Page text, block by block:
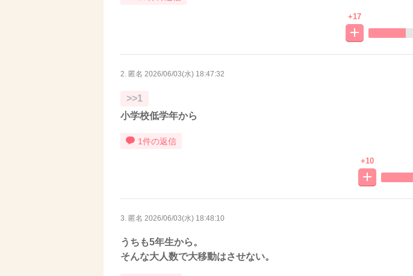
+17
2. 匿名 2026/06/03(水) 18:47:32
>>1
小学校低学年から
1件の返信
+10
3. 匿名 2026/06/03(水) 18:48:10
うちも5年生から。
そんな大人数で大移動はさせない。